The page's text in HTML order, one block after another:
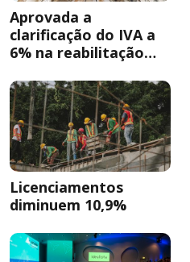
Aprovada a
clarificação do IVA a
6% na reabilitação
Licenciamentos
diminuem 10,9%